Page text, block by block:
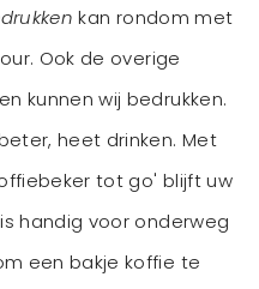
kan rondom met
Ook de overige
kunnen wij bedrukken.
heet drinken. Met
tot go' blijft uw
handig voor onderweg
een bakje koffie te